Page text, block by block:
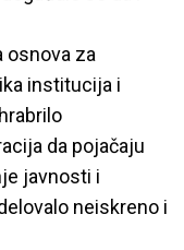
osnova za
institucija i
da pojačaju
javnosti i
neiskreno i